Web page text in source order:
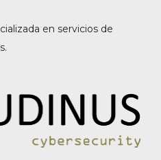
en servicios de